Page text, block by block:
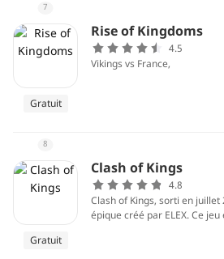
7
Gratuit
Rise of Kingdoms
4.5
Vikings vs France,
8
Gratuit
Clash of Kings
4.8
Clash of Kings, sorti en
épique créé par ELEX. Ce